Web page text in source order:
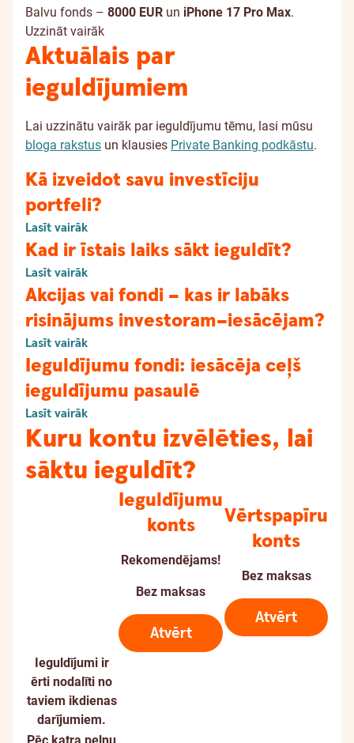
Balvu fonds – 8000 EUR un iPhone 17 Pro Max.
Uzzināt vairāk
Aktuālais par
ieguldījumiem
Lai uzzinātu vairāk par ieguldījumu tēmu, lasi mūsu
bloga rakstus un klausies Private Banking podkāstu.
Kā izveidot savu investīciju
portfeli?
Lasīt vairāk
Kad ir īstais laiks sākt ieguldīt?
Lasīt vairāk
Akcijas vai fondi – kas ir labāks
risinājums investoram–iesācējam?
Lasīt vairāk
Ieguldījumu fondi: iesācēja ceļš
ieguldījumu pasaulē
Lasīt vairāk
Kuru kontu izvēlēties, lai
sāktu ieguldīt?
Ieguldījumu
konts
Rekomendējams!
Bez maksas
Atvērt
Vērtspapīru
konts
Bez maksas
Atvērt
Ieguldījumi ir
ērti nodalīti no
taviem ikdienas
darījumiem.
Pēc katra peļņu